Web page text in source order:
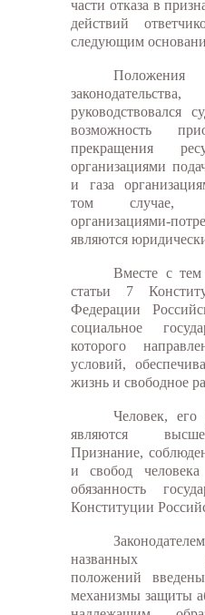
части отказа в
действий
следующим
Положения
руководствовался
возможность
прекращения
организациями
и газа
том случае,
организациями-
являются
Вместе с тем
статьи 7
Федерации
социальное
которого
условий,
жизнь и свободное
Человек,
являются
Признание,
и свобод
обязанность
Конституции
названных
положений
механизмы защиты